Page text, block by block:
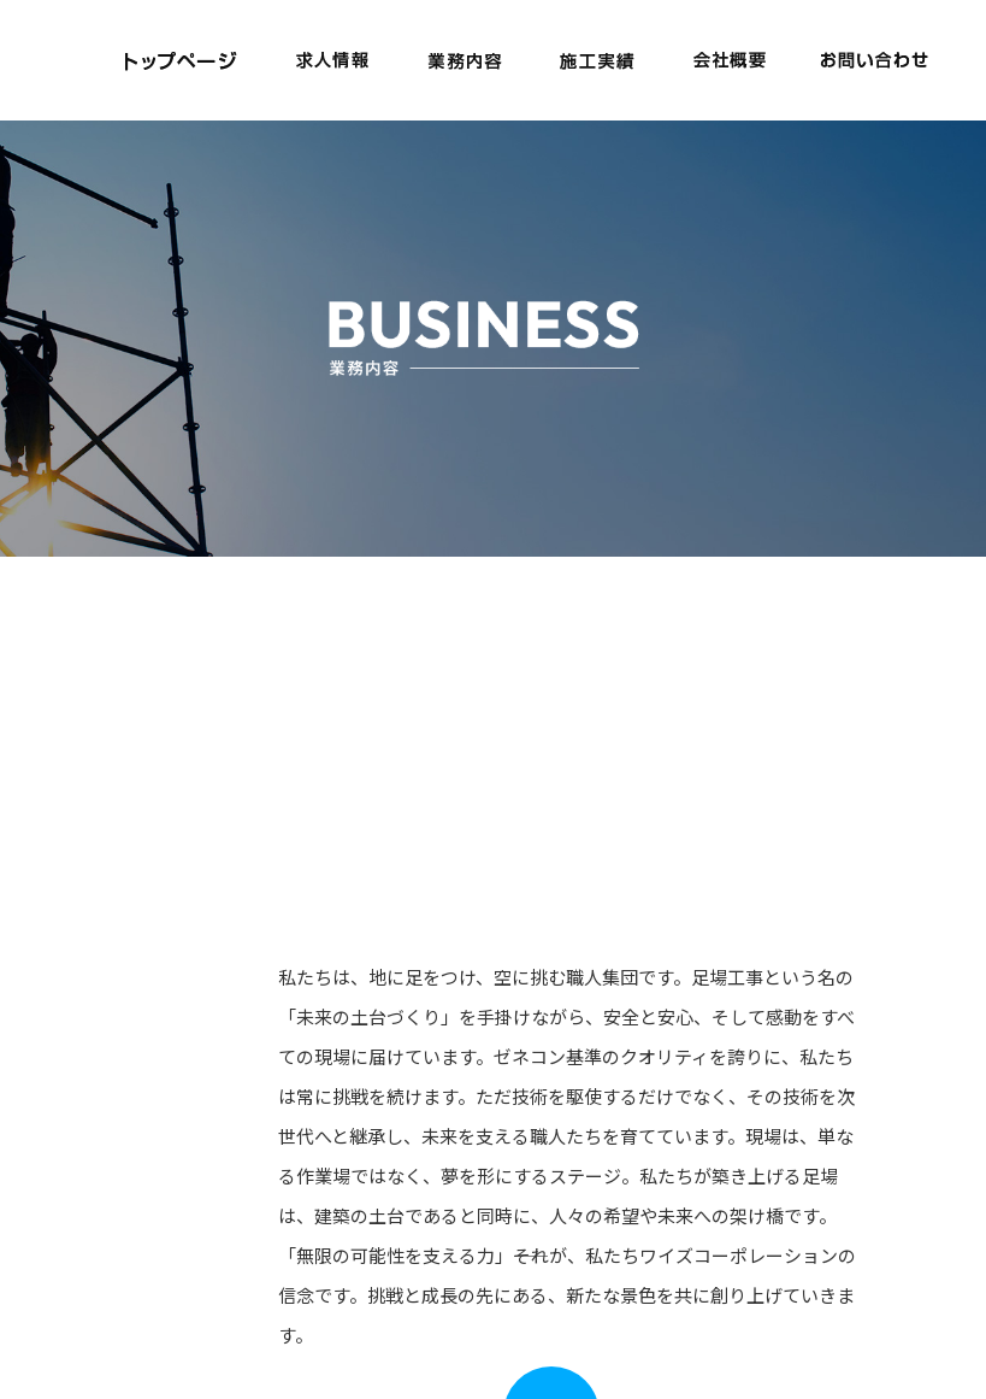
私たちは、地に足をつけ、空に挑む職人集団です。足場工事という名の
「未来の土台づくり」を手掛けながら、安全と安心、そして感動をすべ
ての現場に届けています。ゼネコン基準のクオリティを誇りに、私たち
は常に挑戦を続けます。ただ技術を駆使するだけでなく、その技術を次
世代へと継承し、未来を支える職人たちを育てています。現場は、単な
る作業場ではなく、夢を形にするステージ。私たちが築き上げる足場
は、建築の土台であると同時に、人々の希望や未来への架け橋です。
「無限の可能性を支える力」――それが、私たちワイズコーポレーションの
信念です。挑戦と成長の先にある、新たな景色を共に創り上げていきま
す。